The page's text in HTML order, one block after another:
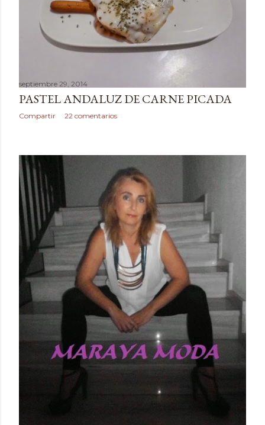
septiembre 29, 2014
PASTEL ANDALUZ DE CARNE PICADA
Compartir 22 comentarios